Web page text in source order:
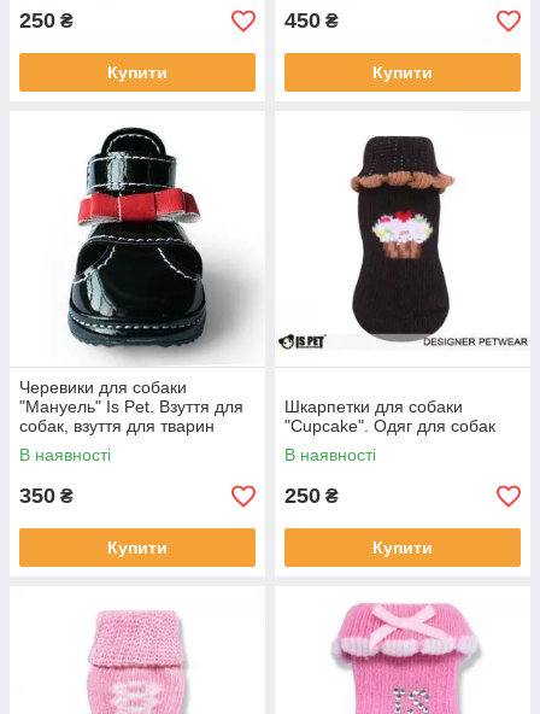
250 ₴
Купити
450 ₴
Купити
Черевики для собаки
"Мануель" Is Pet. Взуття для
собак, взуття для тварин
В наявності
350 ₴
Купити
Шкарпетки для собаки
"Cupcake". Одяг для собак
В наявності
250 ₴
Купити